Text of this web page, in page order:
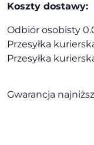
Koszty dostawy:
Odbiór osobisty
Przesyłka
Przesyłka
Gwarancja